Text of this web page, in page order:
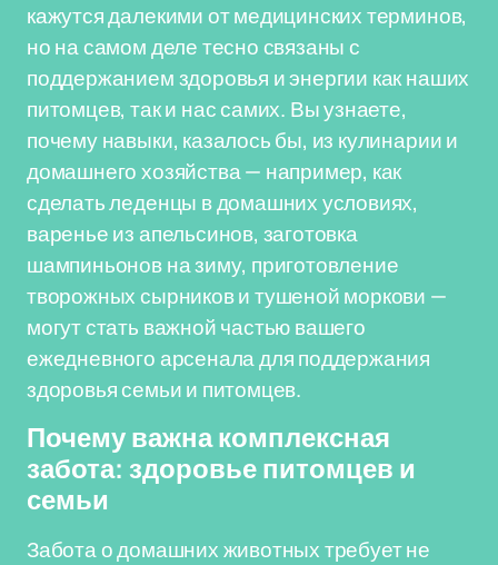
кажутся далекими от медицинских терминов,
но на самом деле тесно связаны с
поддержанием здоровья и энергии как наших
питомцев, так и нас самих. Вы узнаете,
почему навыки, казалось бы, из кулинарии и
домашнего хозяйства — например, как
сделать леденцы в домашних условиях,
варенье из апельсинов, заготовка
шампиньонов на зиму, приготовление
творожных сырников и тушеной моркови —
могут стать важной частью вашего
ежедневного арсенала для поддержания
здоровья семьи и питомцев.
Почему важна комплексная
забота: здоровье питомцев и
семьи
Забота о домашних животных требует не